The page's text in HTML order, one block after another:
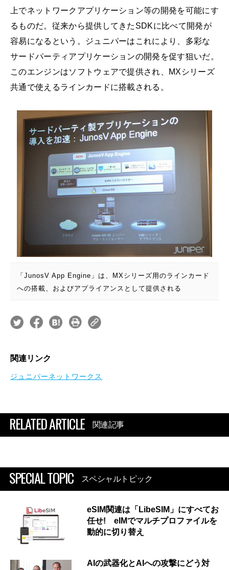
上でネットワークアプリケーション等の開発を可能にす
るものだ。従来から提供してきたSDKに比べて開発が
容易になるという。ジュニパーはこれにより、多彩な
サードパーティアプリケーションの開発を促す狙いだ。
このエンジンはソフトウェアで提供され、MXシリーズ
共通で使えるラインカードに搭載される。
「JunosV App Engine」は、MXシリーズ用のラインカード
への搭載、およびアプライアンスとして提供される
関連リンク
ジュニパーネットワークス
RELATED ARTICLE 関連記事
SPECIAL TOPIC スペシャルトピック
eSIM関連は「LibeSIM」にすべてお
任せ! eIMでマルチプロファイルを
動的に切り替え
AIの武器化とAIへの攻撃にどう対